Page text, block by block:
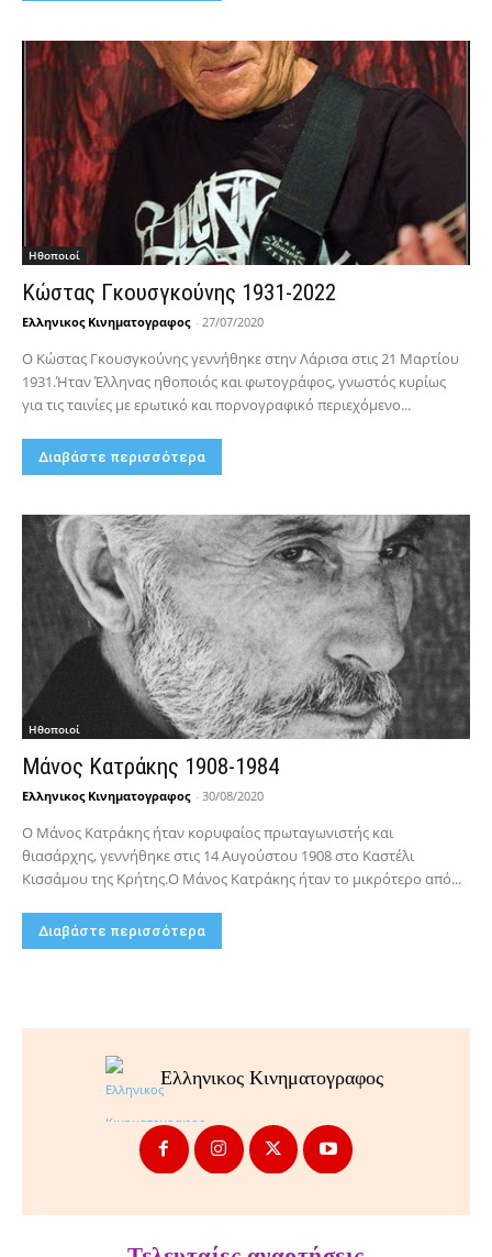
Hθοποιοί
Κώστας Γκουσγκούνης 1931-2022
Ελληνικος Κινηματογραφος - 27/07/2020
Ο Κώστας Γκουσγκούνης γεννήθηκε στην Λάρισα στις 21 Μαρτίου
1931.Ήταν Έλληνας ηθοποιός και φωτογράφος, γνωστός κυρίως
για τις ταινίες με ερωτικό και πορνογραφικό περιεχόμενο...
Διαβάστε περισσότερα
Hθοποιοί
Μάνος Κατράκης 1908-1984
Ελληνικος Κινηματογραφος - 30/08/2020
Ο Μάνος Κατράκης ήταν κορυφαίος πρωταγωνιστής και
θιασάρχης, γεννήθηκε στις 14 Αυγούστου 1908 στο Καστέλι
Κισσάμου της Κρήτης.Ο Μάνος Κατράκης ήταν το μικρότερο από...
Διαβάστε περισσότερα
Ελληνικος Κινηματογραφος